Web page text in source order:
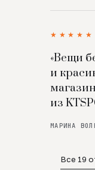
★★★★★
«Вещи
и
из
МАРИНА
Все 19